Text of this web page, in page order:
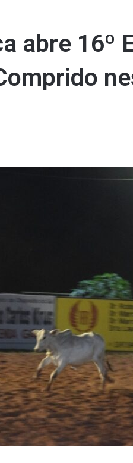
abre 16º